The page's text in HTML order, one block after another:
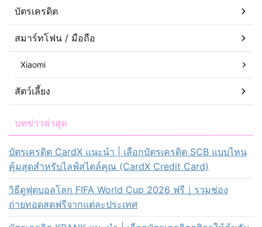
บัตรเครดิต
สมาร์ทโฟน / มือถือ
Xiaomi
สัตว์เลี้ยง
บทข่าวล่าสุด
บัตรเครดิต CardX แนะนำ | เลือกบัตรเครดิต SCB แบบไหน
คุ้มสุดสำหรับไลฟ์สไตล์คุณ (CardX Credit Card)
วิธีดูฟุตบอลโลก FIFA World Cup 2026 ฟรี｜รวมช่อง
ถ่ายทอดสดฟรีจากแต่ละประเทศ